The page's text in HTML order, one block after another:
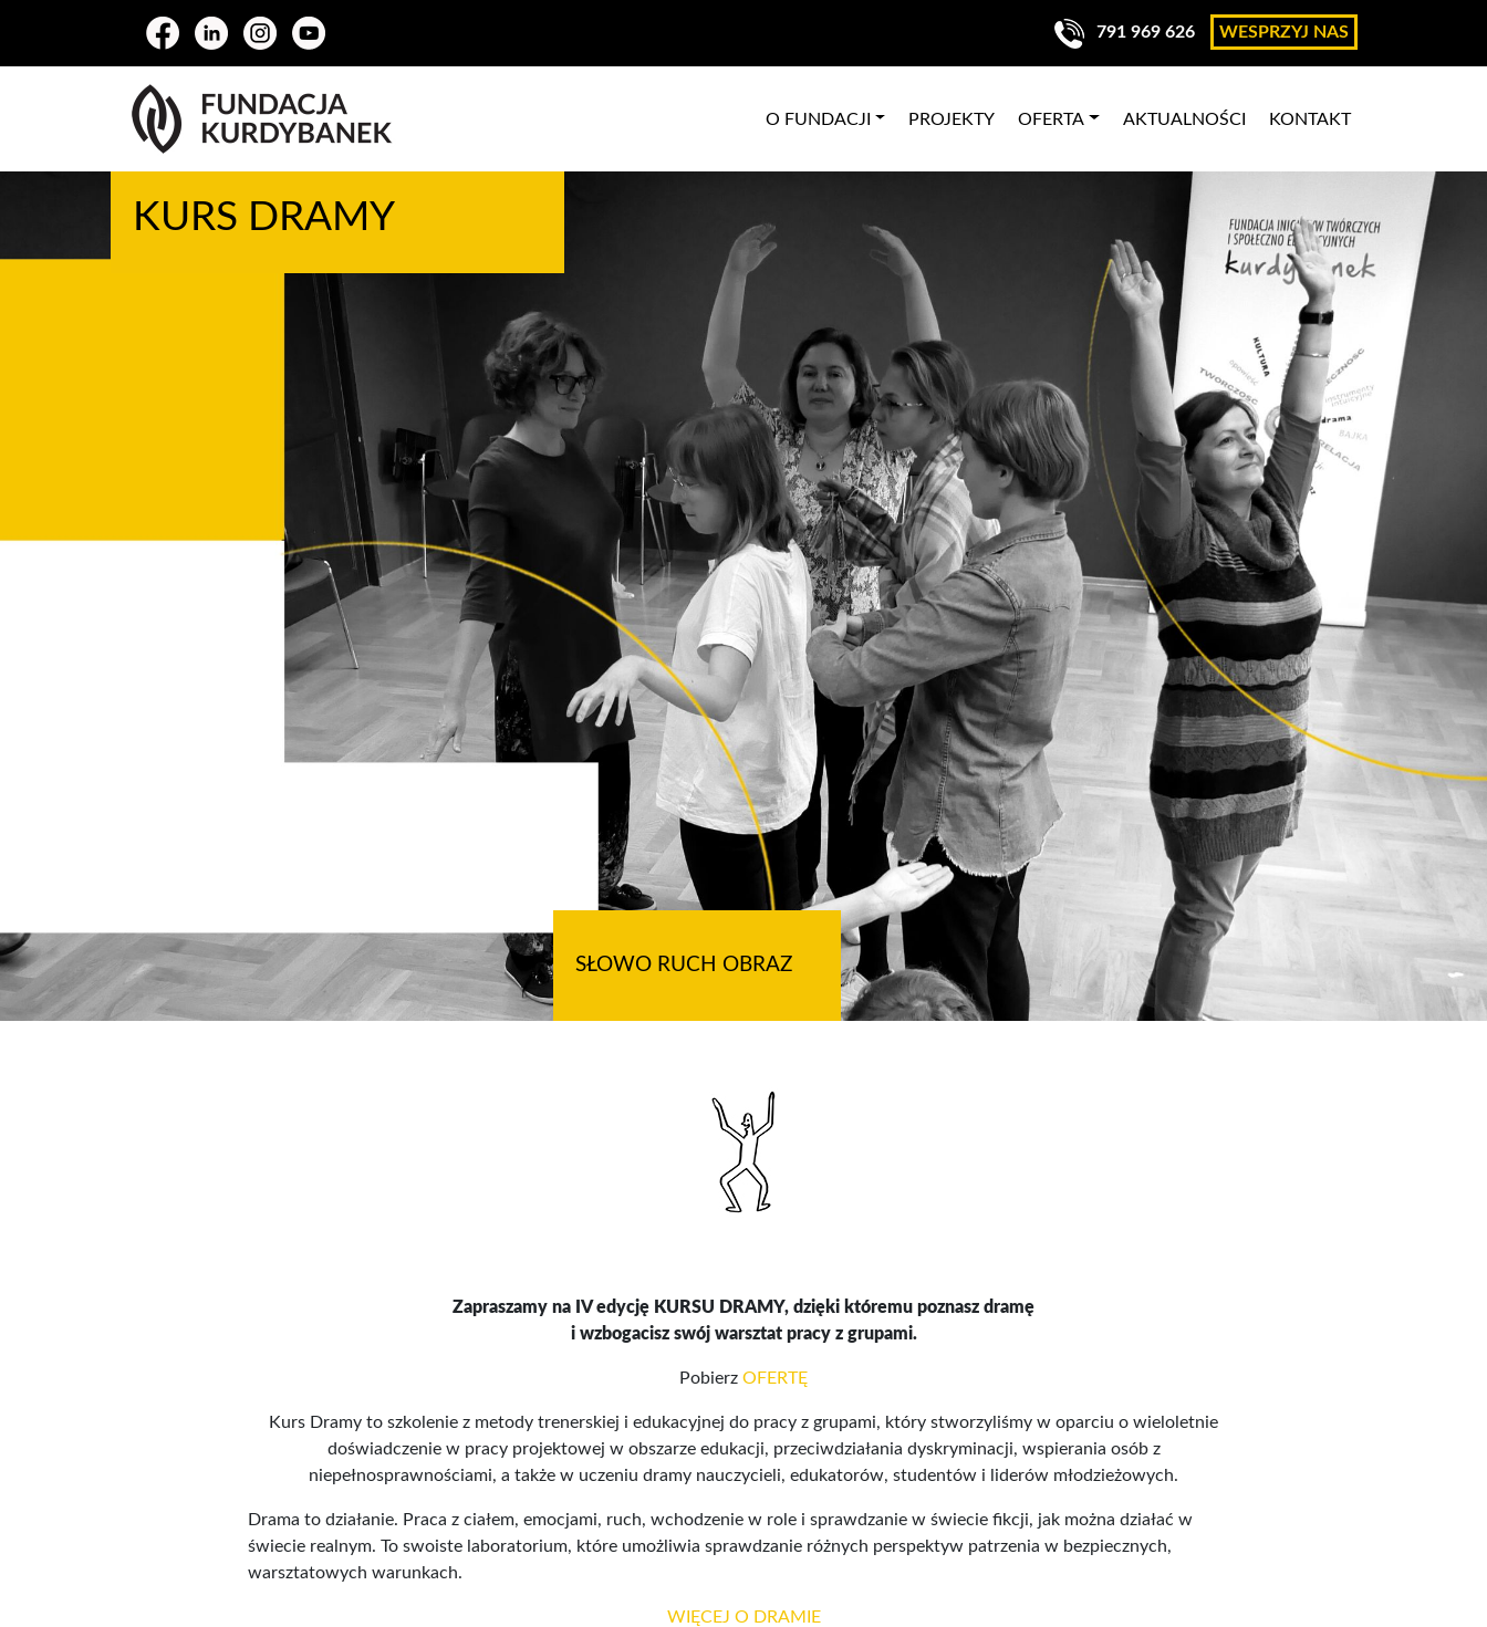
791 969 626 WESPRZYJ NAS
O FUNDACJI PROJEKTY OFERTA AKTUALNOŚCI KONTAKT
KURS DRAMY
SŁOWO RUCH OBRAZ
Zapraszamy na IV edycję KURSU DRAMY, dzięki któremu poznasz dramę
i wzbogacisz swój warsztat pracy z grupami.
Pobierz OFERTĘ
Kurs Dramy to szkolenie z metody trenerskiej i edukacyjnej do pracy z grupami, który stworzyliśmy w oparciu o wieloletnie
doświadczenie w pracy projektowej w obszarze edukacji, przeciwdziałania dyskryminacji, wspierania osób z
niepełnosprawnościami, a także w uczeniu dramy nauczycieli, edukatorów, studentów i liderów młodzieżowych.
Drama to działanie. Praca z ciałem, emocjami, ruch, wchodzenie w role i sprawdzanie w świecie fikcji, jak można działać w
świecie realnym. To swoiste laboratorium, które umożliwia sprawdzanie różnych perspektyw patrzenia w bezpiecznych,
warsztatowych warunkach.
WIĘCEJ O DRAMIE